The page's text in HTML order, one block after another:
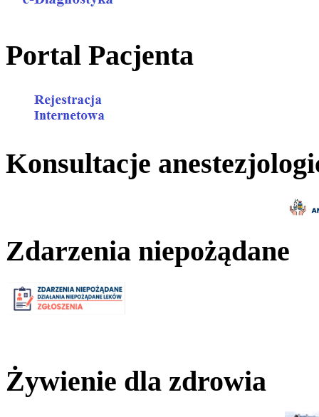
Portal Pacjenta
Konsultacje
Zdarzenia niepożądane
Żywienie dla zdrowia